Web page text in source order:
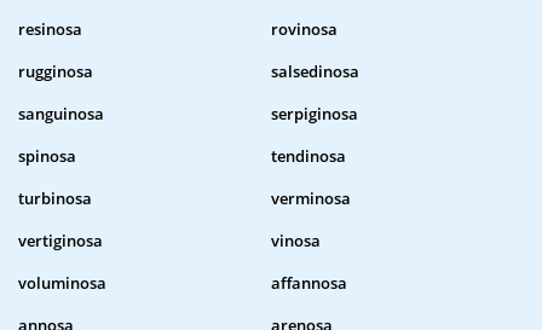
resinosa
rovinosa
rugginosa
salsedinosa
sanguinosa
serpiginosa
spinosa
tendinosa
turbinosa
verminosa
vertiginosa
vinosa
voluminosa
affannosa
annosa
arenosa